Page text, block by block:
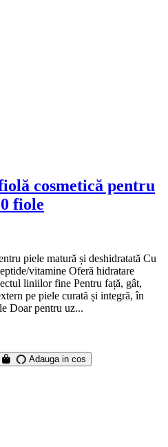
cosmetică pentru
fiole
piele matură și deshidratată Cu
vitamine Oferă hidratare
liniilor fine Pentru față, gât,
pe piele curată și integră, în
Doar pentru uz...
Adauga in cos